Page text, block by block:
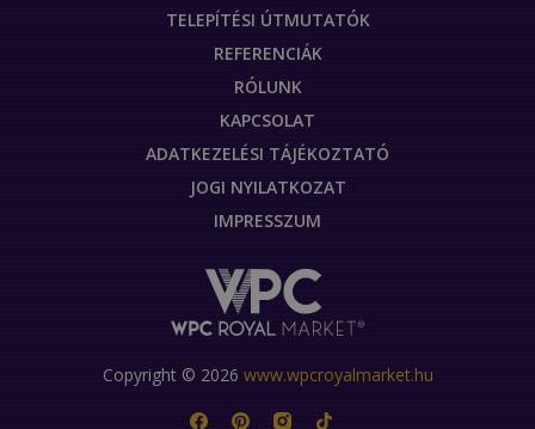
TELEPÍTÉSI ÚTMUTATÓK
REFERENCIÁK
RÓLUNK
KAPCSOLAT
ADATKEZELÉSI TÁJÉKOZTATÓ
JOGI NYILATKOZAT
IMPRESSZUM
Copyright © 2026 www.wpcroyalmarket.hu